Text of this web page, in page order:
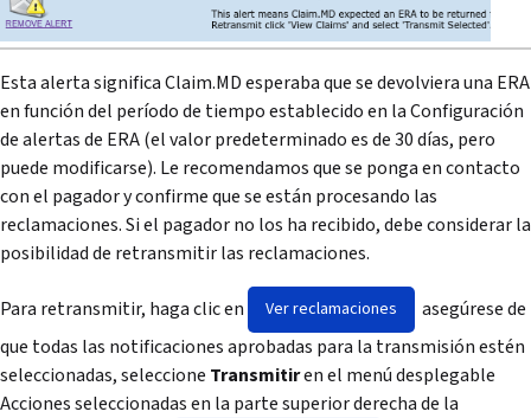
Esta alerta significa Claim.MD esperaba que se devolviera una ERA
en función del período de tiempo establecido en la Configuración
de alertas de ERA (el valor predeterminado es de 30 días, pero
puede modificarse). Le recomendamos que se ponga en contacto
con el pagador y confirme que se están procesando las
reclamaciones. Si el pagador no los ha recibido, debe considerar la
posibilidad de retransmitir las reclamaciones.
Para retransmitir, haga clic en Ver reclamaciones
asegúrese de
que todas las notificaciones aprobadas para la transmisión estén
seleccionadas, seleccione Transmitiren el menú desplegable
Acciones seleccionadas en la parte superior derecha de la